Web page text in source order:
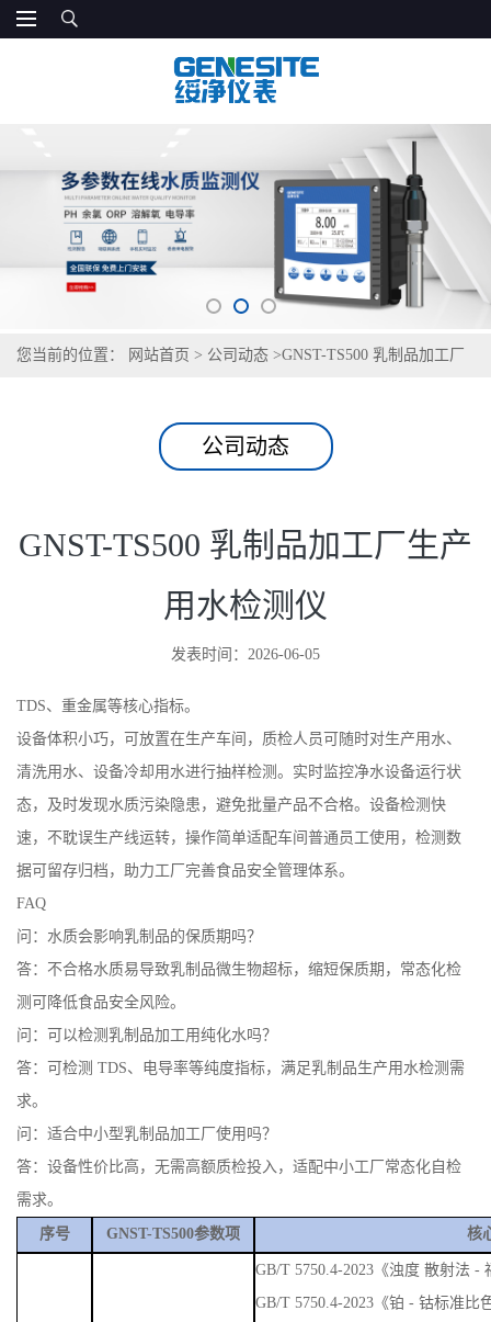
您当前的位置： >GNST-TS500 乳制品加工厂
GNST-TS500 乳制品加工厂生产
用水检测仪
发表时间：2026-06-05
清洗用水、设备冷却用水进行抽样检测。实时监控净水设备运行状
态，及时发现水质污染隐患，避免批量产品不合格。设备检测快
速，不耽误生产线运转，操作简单适配车间普通员工使用，检测数
据可留存归档，助力工厂完善食品安全管理体系。
FAQ
问：水质会影响乳制品的保质期吗？
答：不合格水质易导致乳制品微生物超标，缩短保质期，常态化检
测可降低食品安全风险。
问：可以检测乳制品加工用纯化水吗？
答：可检测 TDS、电导率等纯度指标，满足乳制品生产用水检测需
求。
问：适合中小型乳制品加工厂使用吗？
答：设备性价比高，无需高额质检投入，适配中小工厂常态化自检
需求。
序号 GNST-TS500参数项
GB/T 5750.4-2023《铂 - 钴标准比
GB/T 5750.4-2023《悬浮物 重量法
GB/T 5750.4-2023《电化学探头法